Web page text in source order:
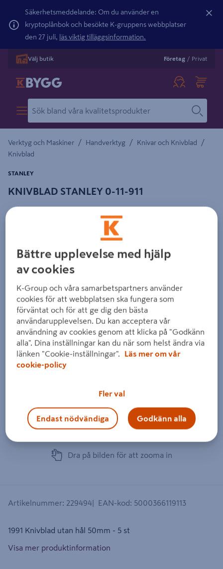
Säkerhetsmeddelande: Om du använder en
kryptoplånbok och besökte K-gruppens webbplatser
den 27 juli, läs viktig tilläggsinformation.
Välj butik Företag / Privat
Verktyg och Maskiner / Handverktyg / Knivar och Knivblad /
Knivblad
KNIVBLAD STANLEY 0-11-911
STANLEY
Detaljerad beskrivning finns i produktbeskrivningsområdet
Föregående
Dra på bilden för att zooma in
Artikelnummer: 229494 EAN-kod: 5000366119113
1991 Knivblad utan hål 50mm - 5 st
Visa mer produktinformation
Bättre upplevelse med hjälp
av cookies
K-Group och våra samarbetspartners använder
cookies för att webbplatsen ska fungera som
förväntat och för att ge dig den bästa
användarupplevelsen. Du kan acceptera vår
användning av cookies genom att klicka på "Godkänn
alla". Dina inställningar kan du när som helst ändra via
länken "Cookie-inställningar".
Läs mer om vår
cookie-policy
Fler val
Endast nödvändiga Godkänn alla